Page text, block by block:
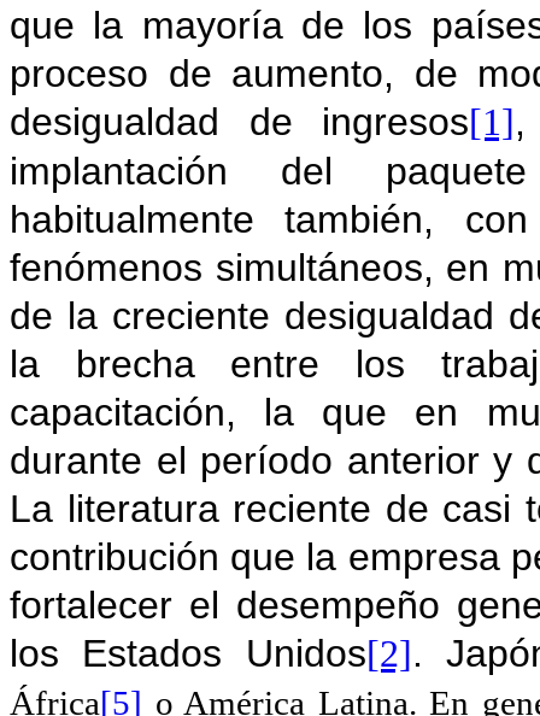
que la mayoría de los
proceso de aumento, de
desigualdad de ingresos[1],
implantación del
habitualmente también,
fenómenos simultáneos, en
de la creciente desigualdad
la brecha entre los
capacitación, la que en
durante el período anterior y
La literatura reciente de casi
contribución que la empresa
fortalecer el desempeño
los Estados Unidos[2].
África[5] o América Latina. En